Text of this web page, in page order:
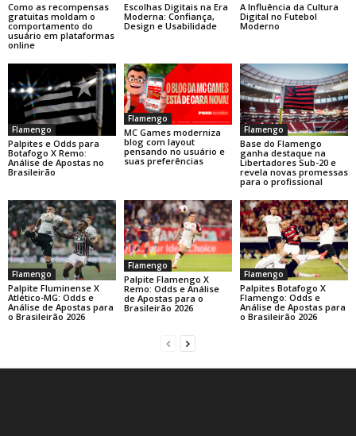
Como as recompensas
gratuitas moldam o
comportamento do
usuário em plataformas
online
Escolhas Digitais na Era
Moderna: Confiança,
Design e Usabilidade
A Influência da Cultura
Digital no Futebol
Moderno
Flamengo
Palpites e Odds para
Botafogo X Remo:
Análise de Apostas no
Brasileirão
Flamengo
MC Games moderniza
blog com layout
pensando no usuário e
suas preferências
Flamengo
Base do Flamengo
ganha destaque na
Libertadores Sub-20 e
revela novas promessas
para o profissional
Flamengo
Palpite Fluminense X
Atlético-MG: Odds e
Análise de Apostas para
o Brasileirão 2026
Flamengo
Palpite Flamengo X
Remo: Odds e Análise
de Apostas para o
Brasileirão 2026
Flamengo
Palpites Botafogo X
Flamengo: Odds e
Análise de Apostas para
o Brasileirão 2026